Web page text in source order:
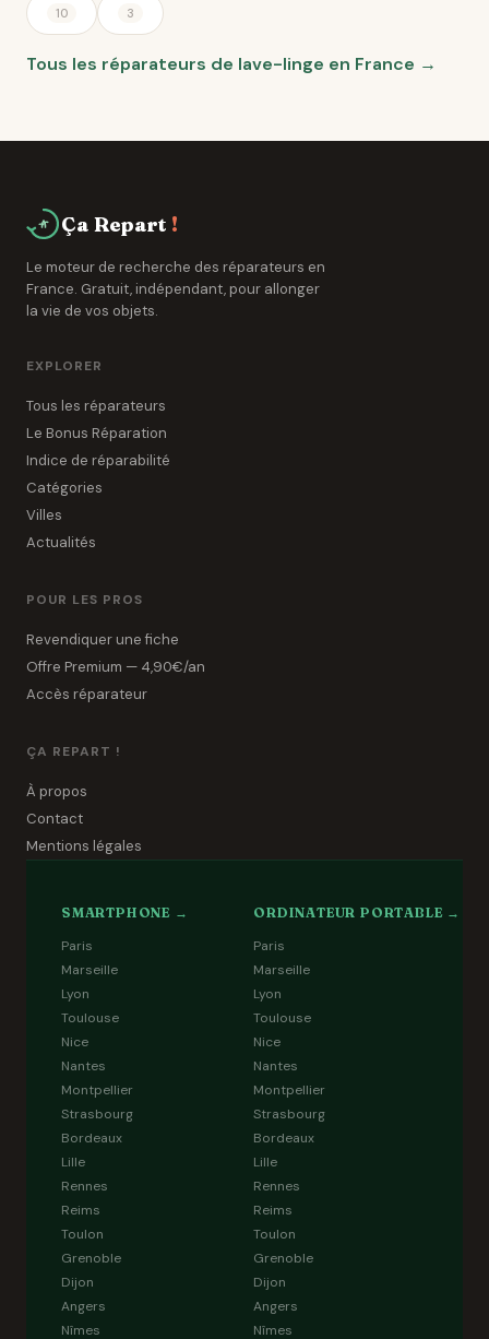
10 3
Tous les réparateurs de lave-linge en France →
Ça Repart !
Le moteur de recherche des réparateurs en
France. Gratuit, indépendant, pour allonger
la vie de vos objets.
EXPLORER
Tous les réparateurs
Le Bonus Réparation
Indice de réparabilité
Catégories
Villes
Actualités
POUR LES PROS
Revendiquer une fiche
Offre Premium — 4,90€/an
Accès réparateur
ÇA REPART !
À propos
Contact
Mentions légales
SMARTPHONE →
Paris
Marseille
Lyon
Toulouse
Nice
Nantes
Montpellier
Strasbourg
Bordeaux
Lille
Rennes
Reims
Toulon
Grenoble
Dijon
Angers
Nîmes
ORDINATEUR PORTABLE →
Paris
Marseille
Lyon
Toulouse
Nice
Nantes
Montpellier
Strasbourg
Bordeaux
Lille
Rennes
Reims
Toulon
Grenoble
Dijon
Angers
Nîmes